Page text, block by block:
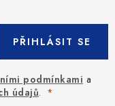
podmínkami a
údajů.
PŘIHLÁSIT SE